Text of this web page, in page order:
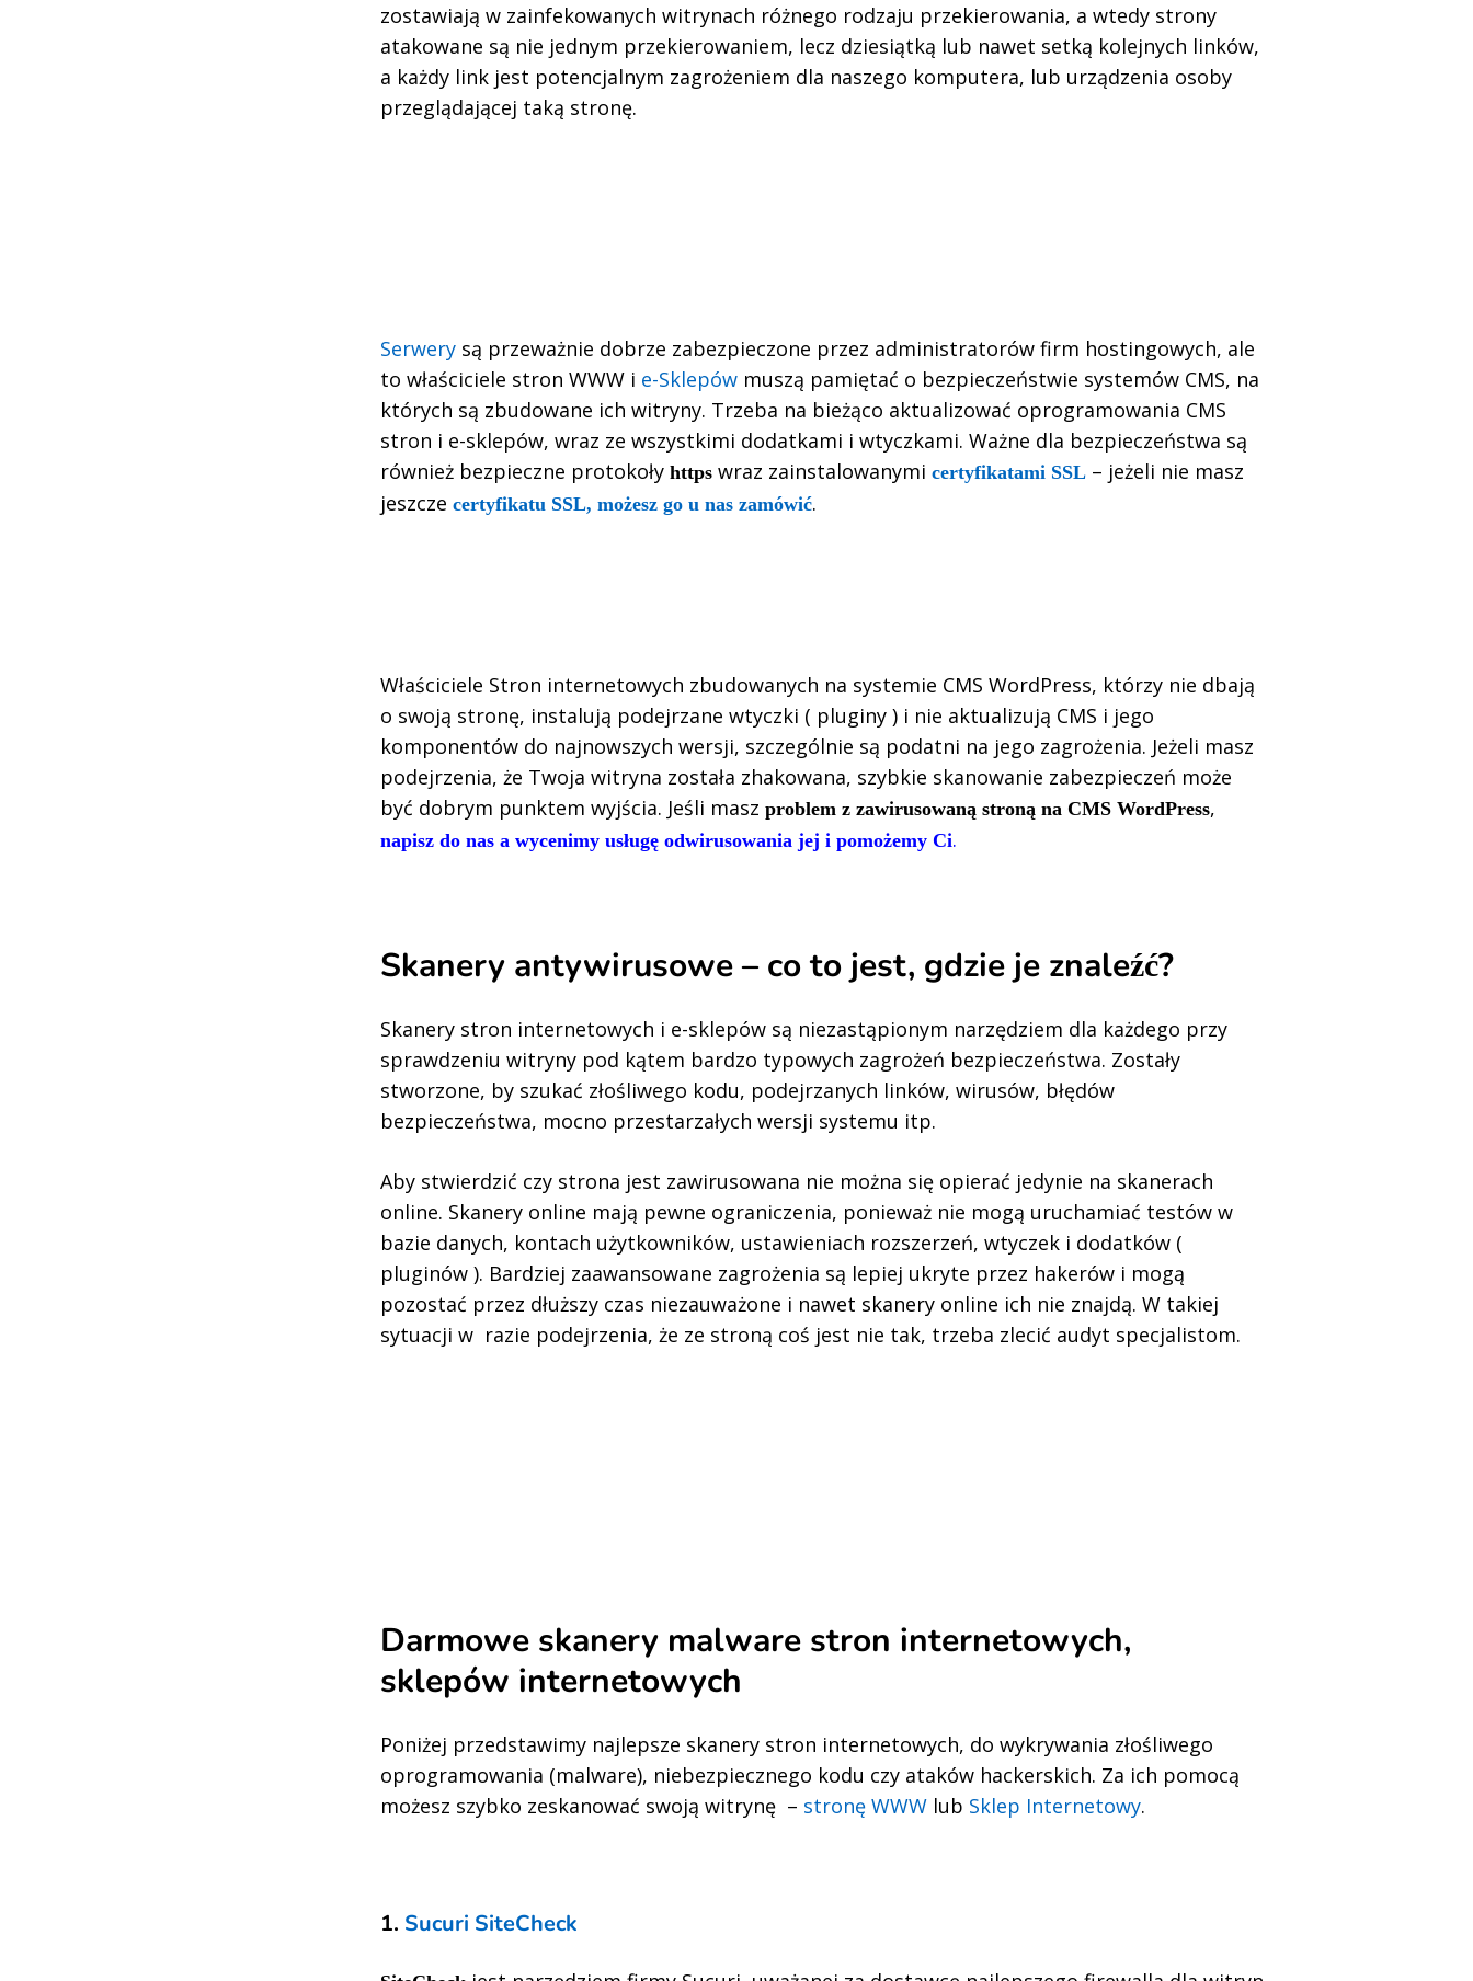
zostawiają w zainfekowanych witrynach różnego rodzaju przekierowania, a wtedy strony
atakowane są nie jednym przekierowaniem, lecz dziesiątką lub nawet setką kolejnych linków,
a każdy link jest potencjalnym zagrożeniem dla naszego komputera, lub urządzenia osoby
przeglądającej taką stronę.
Serwery są przeważnie dobrze zabezpieczone przez administratorów firm hostingowych, ale
to właściciele stron WWW i e-Sklepów muszą pamiętać o bezpieczeństwie systemów CMS, na
których są zbudowane ich witryny. Trzeba na bieżąco aktualizować oprogramowania CMS
stron i e-sklepów, wraz ze wszystkimi dodatkami i wtyczkami. Ważne dla bezpieczeństwa są
również bezpieczne protokoły https wraz zainstalowanymi certyfikatami SSL – jeżeli nie masz
jeszcze certyfikatu SSL, możesz go u nas zamówić.
Właściciele Stron internetowych zbudowanych na systemie CMS WordPress, którzy nie dbają
o swoją stronę, instalują podejrzane wtyczki ( pluginy ) i nie aktualizują CMS i jego
komponentów do najnowszych wersji, szczególnie są podatni na jego zagrożenia. Jeżeli masz
podejrzenia, że Twoja witryna została zhakowana, szybkie skanowanie zabezpieczeń może
być dobrym punktem wyjścia. Jeśli masz problem z zawirusowaną stroną na CMS WordPress,
napisz do nas a wycenimy usługę odwirusowania jej i pomożemy Ci.
Skanery antywirusowe – co to jest, gdzie je znaleźć?
Skanery stron internetowych i e-sklepów są niezastąpionym narzędziem dla każdego przy
sprawdzeniu witryny pod kątem bardzo typowych zagrożeń bezpieczeństwa. Zostały
stworzone, by szukać złośliwego kodu, podejrzanych linków, wirusów, błędów
bezpieczeństwa, mocno przestarzałych wersji systemu itp.
Aby stwierdzić czy strona jest zawirusowana nie można się opierać jedynie na skanerach
online. Skanery online mają pewne ograniczenia, ponieważ nie mogą uruchamiać testów w
bazie danych, kontach użytkowników, ustawieniach rozszerzeń, wtyczek i dodatków (
pluginów ). Bardziej zaawansowane zagrożenia są lepiej ukryte przez hakerów i mogą
pozostać przez dłuższy czas niezauważone i nawet skanery online ich nie znajdą. W takiej
sytuacji w razie podejrzenia, że ze stroną coś jest nie tak, trzeba zlecić audyt specjalistom.
Darmowe skanery malware stron internetowych,
sklepów internetowych
Poniżej przedstawimy najlepsze skanery stron internetowych, do wykrywania złośliwego
oprogramowania (malware), niebezpiecznego kodu czy ataków hackerskich. Za ich pomocą
możesz szybko zeskanować swoją witrynę – stronę WWW lub Sklep Internetowy.
1. Sucuri SiteCheck